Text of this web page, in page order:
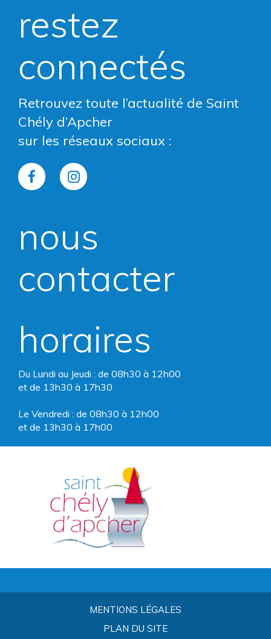
restez
connectés
Retrouvez toute l’actualité de Saint
Chély d’Apcher
sur les réseaux sociaux :
Lien
le
Facebook
Lien
le
Instagram
nous
contacter
horaires
Du Lundi au Jeudi : de 08h30 à 12h00
et de 13h30 à 17h30
Le Vendredi : de 08h30 à 12h00
et de 13h30 à 17h00
MENTIONS LÉGALES
PLAN DU SITE